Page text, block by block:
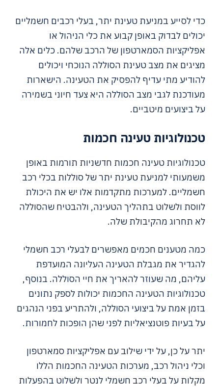
כדי לסייע במניעת טעינת יתר, בעלי רכבים חשמליים
יכולים לבדוק באופן קבוע את כלי הניהול או
אפליקציות הסמארטפון של הרכב שלהם. כלים אלה
מציגים את מצב טעינת הסוללה הנוכחי ויכולים
להודיע מתי עדיף להפסיק את הטעינה. הישארות
מעודכנת לגבי מצב הסוללה היא צעד חיוני בשמירה
על ביצועים מיטביים.
טכנולוגיות טעינה חכמות
טכנולוגיות טעינה חכמות חדשניות תורמות באופן
משמעותי למניעת טעינת יתר של סוללות בכלי רכב
חשמליים. למערכות מתקדמות אלו יש את היכולת
לווסת ולשלוט בתהליך הטעינה, ולהבטיח שהסוללה
לא תחרוג מהקיבולת שלה.
כמה מטענים חכמים מאפשרים לבעלי רכב חשמלי
להגדיר את מגבלת הטעינה העליונה המועדפת
עליהם, מה שעוזר להאריך את חיי הסוללה. בנוסף,
טכנולוגיות הטעינה החכמות יכולות לספק נתונים
בזמן אמת על ביצועי הסוללה, ולהתריע בפני הנהגים
על בעיות פוטנציאליות לפני שהן הופכות לחמורות.
יתר על כן, על ידי שילוב עם אפליקציות סמארטפון
וכלי ניהול רכב, מערכות הטעינה החכמות הללו
מקלות על בעלי רכב חשמלי לנטר ולשלוט בהפעלות